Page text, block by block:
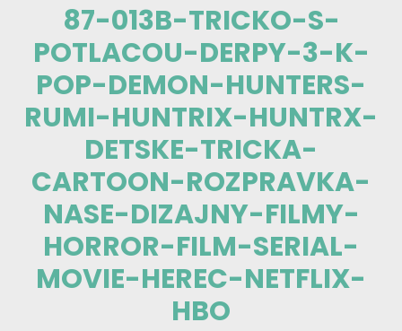
87-013B-TRICKO-S-
POTLACOU-DERPY-3-K-
POP-DEMON-HUNTERS-
RUMI-HUNTRIX-HUNTRX-
DETSKE-TRICKA-
CARTOON-ROZPRAVKA-
NASE-DIZAJNY-FILMY-
HORROR-FILM-SERIAL-
MOVIE-HEREC-NETFLIX-
HBO